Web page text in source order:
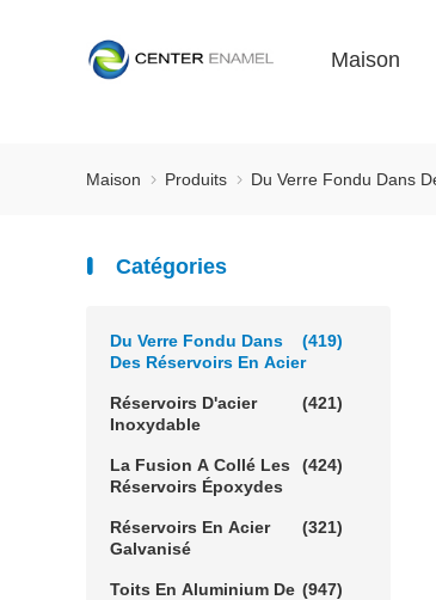
Maison
Maison Produits Du Verre Fondu Dans
Catégories
Du Verre Fondu Dans
Des Réservoirs En Acier
(419)
Réservoirs D'acier
Inoxydable
(421)
La Fusion A Collé Les
Réservoirs Époxydes
(424)
Réservoirs En Acier
Galvanisé
(321)
Toits En Aluminium De (947)